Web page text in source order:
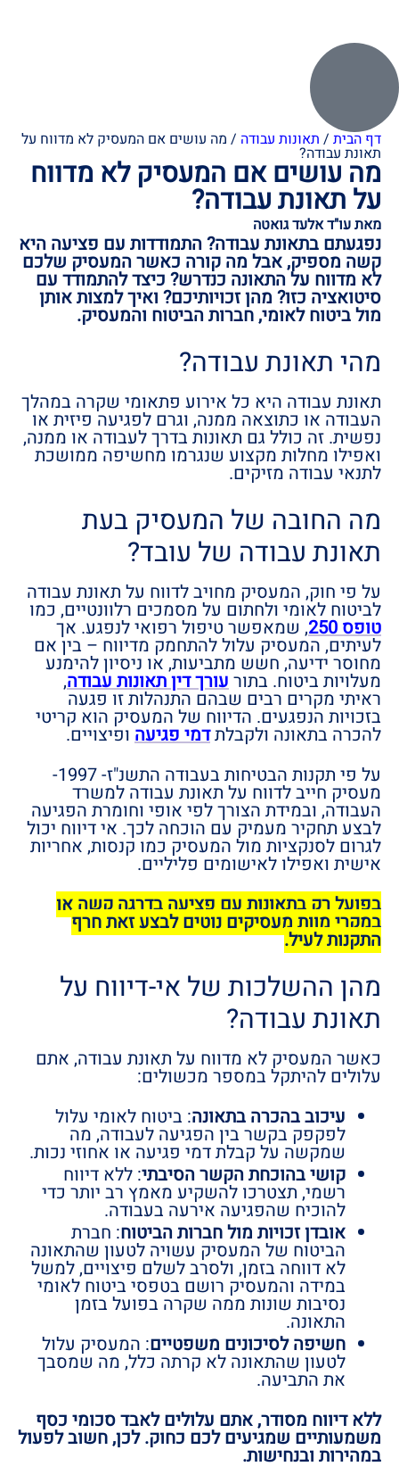
דף הבית / תאונות עבודה / מה עושים אם המעסיק לא מדווח על
תאונת עבודה?
מה עושים אם המעסיק לא מדווח
על תאונת עבודה?
מאת עו"ד אלעד גואטה
נפגעתם בתאונת עבודה? התמודדות עם פציעה היא
קשה מספיק, אבל מה קורה כאשר המעסיק שלכם
לא מדווח על התאונה כנדרש? כיצד להתמודד עם
סיטואציה כזו? מהן זכויותיכם? ואיך למצות אותן
מול ביטוח לאומי, חברות הביטוח והמעסיק.
מהי תאונת עבודה?
תאונת עבודה היא כל אירוע פתאומי שקרה במהלך
העבודה או כתוצאה ממנה, וגרם לפגיעה פיזית או
נפשית. זה כולל גם תאונות בדרך לעבודה או ממנה,
ואפילו מחלות מקצוע שנגרמו מחשיפה ממושכת
לתנאי עבודה מזיקים.
מה החובה של המעסיק בעת
תאונת עבודה של עובד?
על פי חוק, המעסיק מחויב לדווח על תאונת עבודה
לביטוח לאומי ולחתום על מסמכים רלוונטיים, כמו
טופס 250 , שמאפשר טיפול רפואי לנפגע. אך
לעיתים, המעסיק עלול להתחמק מדיווח – בין אם
מחוסר ידיעה, חשש מתביעות, או ניסיון להימנע
מעלויות ביטוח. בתורעורך דין תאונות עבודה,
ראיתי מקרים רבים שבהם התנהלות זו פגעה
בזכויות הנפגעים. הדיווח של המעסיק הוא קריטי
להכרה בתאונה ולקבלתדמי פגיעה ופיצויים.
על פי תקנות הבטיחות בעבודה התשנ"ז- 1997-
מעסיק חייב לדווח על תאונת עבודה למשרד
העבודה, ובמידת הצורך לפי אופי וחומרת הפגיעה
לבצע תחקיר מעמיק עם הוכחה לכך. אי דיווח יכול
לגרום לסנקציות מול המעסיק כמו קנסות, אחריות
אישית ואפילו לאישומים פליליים.
בפועל רק בתאונות עם פציעה בדרגה קשה או
במקרי מוות מעסיקים נוטים לבצע זאת חרף
התקנות לעיל.
מהן ההשלכות של אי-דיווח על
תאונת עבודה?
כאשר המעסיק לא מדווח על תאונת עבודה, אתם
עלולים להיתקל במספר מכשולים:
עיכוב בהכרה בתאונה: ביטוח לאומי עלול
לפקפק בקשר בין הפגיעה לעבודה, מה
שמקשה על קבלת דמי פגיעה או אחוזי נכות.
קושי בהוכחת הקשר הסיבתי: ללא דיווח
רשמי, תצטרכו להשקיע מאמץ רב יותר כדי
להוכיח שהפגיעה אירעה בעבודה.
אובדן זכויות מול חברות הביטוח: חברת
הביטוח של המעסיק עשויה לטעון שהתאונה
לא דווחה בזמן, ולסרב לשלם פיצויים, למשל
במידה והמעסיק רושם בטפסי ביטוח לאומי
נסיבות שונות ממה שקרה בפועל בזמן
התאונה.
חשיפה לסיכונים משפטיים: המעסיק עלול
לטעון שהתאונה לא קרתה כלל, מה שמסבך
את התביעה.
ללא דיווח מסודר, אתם עלולים לאבד סכומי כסף
משמעותיים שמגיעים לכם כחוק. לכן, חשוב לפעול
במהירות ובנחישות.